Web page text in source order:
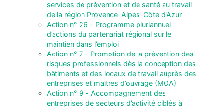
services de prévention et de santé au travail
de la région Provence-Alpes-Côte d'Azur
Action n° 26 - Programme pluriannuel
d’actions du partenariat régional sur le
maintien dans l’emploi
Action n° 7 - Promotion de la prévention des
risques professionnels dès la conception des
bâtiments et des locaux de travail auprès des
entreprises et maîtres d’ouvrage (MOA)
Action n° 9 - Accompagnement des
entreprises de secteurs d’activité ciblés à